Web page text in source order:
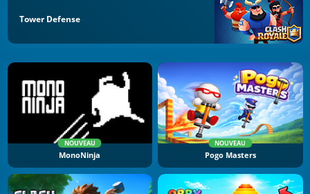
Tower Defense
NOUVEAU
MonoNinja
NOUVEAU
Pogo Masters